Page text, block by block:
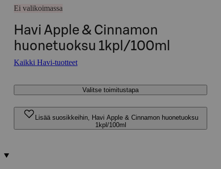
Ei valikoimassa
Havi Apple & Cinnamon
huonetuoksu 1kpl/100ml
Kaikki Havi-tuotteet
Valitse toimitustapa
Lisää suosikkeihin, Havi Apple & Cinnamon huonetuoksu
1kpl/100ml